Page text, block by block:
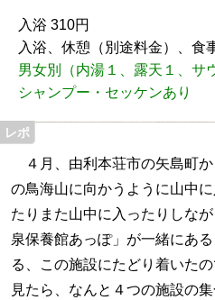
入浴 310円
入浴、休憩（別途料金）、食
男女別（内湯１、露天１、サ
シャンプー・セッケンあり
４月、由利本荘市の矢島町
の鳥海山に向かうように山中
たりまた山中に入ったりしな
泉保養館あっぽ」が一緒にあ
る、この施設にたどり着いた
見たら、なんと４つの施設の